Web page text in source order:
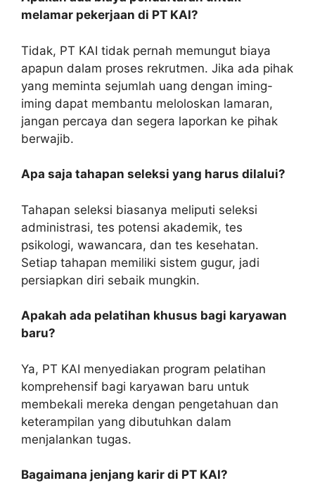
melamar pekerjaan di PT KAI?
Tidak, PT KAI tidak pernah memungut biaya
apapun dalam proses rekrutmen. Jika ada pihak
yang meminta sejumlah uang dengan iming-
iming dapat membantu meloloskan lamaran,
jangan percaya dan segera laporkan ke pihak
berwajib.
Apa saja tahapan seleksi yang harus dilalui?
Tahapan seleksi biasanya meliputi seleksi
administrasi, tes potensi akademik, tes
psikologi, wawancara, dan tes kesehatan.
Setiap tahapan memiliki sistem gugur, jadi
persiapkan diri sebaik mungkin.
Apakah ada pelatihan khusus bagi karyawan
baru?
Ya, PT KAI menyediakan program pelatihan
komprehensif bagi karyawan baru untuk
membekali mereka dengan pengetahuan dan
keterampilan yang dibutuhkan dalam
menjalankan tugas.
Bagaimana jenjang karir di PT KAI?